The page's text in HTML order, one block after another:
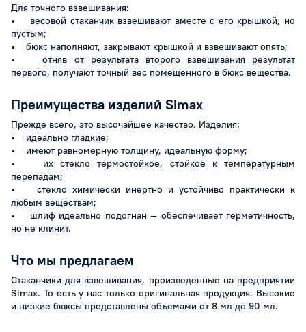
Для точного взвешивания:
• весовой стаканчик взвешивают вместе с его крышкой, но
пустым;
• бюкс наполняют, закрывают крышкой и взвешивают опять;
• отняв от результата второго взвешивания результат
первого, получают точный вес помещенного в бюкс вещества.
Преимущества изделий Simax
Прежде всего, это высочайшее качество. Изделия:
• идеально гладкие;
• имеют равномерную толщину, идеальную форму;
• их стекло термостойкое, стойкое к температурным
перепадам;
• стекло химически инертно и устойчиво практически к
любым веществам;
• шлиф идеально подогнан — обеспечивает герметичность,
но не клинит.
Что мы предлагаем
Стаканчики для взвешивания, произведенные на предприятии
Simax. То есть у нас только оригинальная продукция. Высокие
и низкие бюксы представлены объемами от 8 мл до 90 мл.